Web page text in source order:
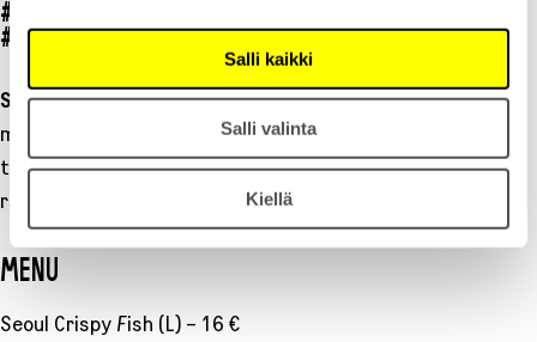
Salli kaikki
Salli valinta
Kiellä
#VEGAN
#SEAFOOD AND FISH
Seoul Friedtarjoilee korealaisen katukeittiön herkullisia
makuja. Nämä tuliset, makeat, rapeat ja tahmeat herkut
tarjoillaan korealaiseen tapaan paistetun riisin tai
rapeiden ranskalaisten kera. Koe Seoul keskellä Helsinkiä!
MENU
Seoul Crispy Fish (L) – 16 €